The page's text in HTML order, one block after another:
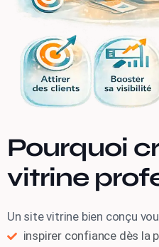
Pourquoi
vitrine
Un site vitrine bien conçu
inspirer confiance dès la